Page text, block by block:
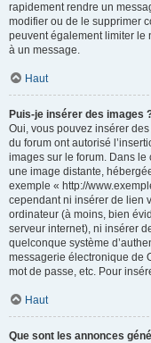
rapidement rendre un
modifier ou de le supprimer
peuvent également limiter le
à un message.
Haut
Puis-je insérer des images
Oui, vous pouvez insérer
du forum ont autorisé
images sur le forum. Dans
une image distante,
exemple « http://
cependant ni insérer de lien
ordinateur (à moins, bien
serveur internet), ni insérer
quelconque système
messagerie électronique de
mot de passe, etc. Pour
Haut
Que sont les annonces